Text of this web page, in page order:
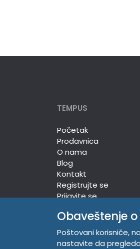
TEMPUS
Početak
Prodavnica
O nama
Blog
Kontakt
Registrujte se
Prijavite se
TEMPUS DOO
Obaveštenje
Poštovani korisniče,
nastavite da